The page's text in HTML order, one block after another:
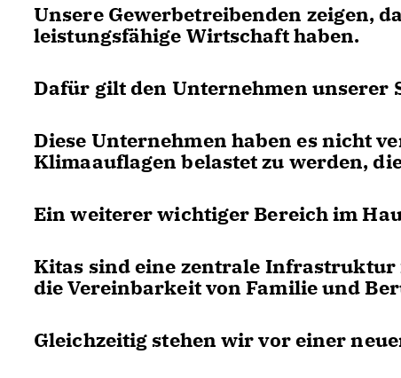
Unsere Gewerbetreibenden zeigen,
leistungsfähige Wirtschaft haben.
Dafür gilt den Unternehmen unserer
Diese Unternehmen haben es nicht
Klimaauflagen belastet zu werden,
Ein weiterer wichtiger Bereich im
Kitas sind eine zentrale
die Vereinbarkeit von Familie und
Gleichzeitig stehen wir vor einer